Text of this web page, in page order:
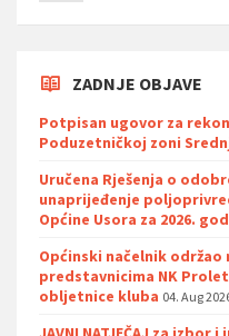
ZADNJE OBJAVE
Potpisan ugovor za
Poduzetničkoj zoni
Uručena Rješenja o
unaprijeđenje
Općine Usora za 2026.
Općinski načelnik održao
predstavnicima NK
obljetnice kluba 04. Aug